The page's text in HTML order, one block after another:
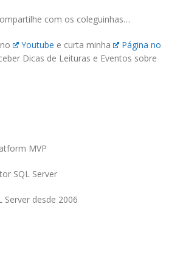
com os coleguinhas…
Youtube e curta minha
Página no
Dicas de Leituras e Eventos sobre
MVP
SQL Server
Server desde 2006